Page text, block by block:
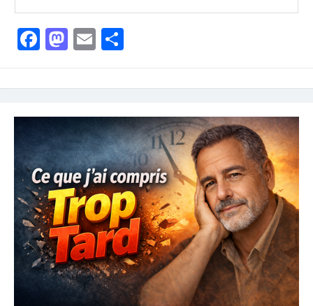
Facebook
Mastodon
Email